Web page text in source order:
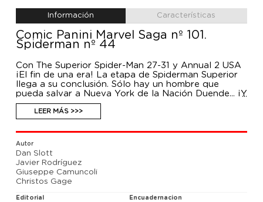
Información Características
Comic Panini Marvel Saga nº 101.
Spiderman nº 44
Con The Superior Spider-Man 27-31 y Annual 2 USA
¡El fin de una era! La etapa de Spiderman Superior
llega a su conclusión. Sólo hay un hombre que
pueda salvar a Nueva York de la Nación Duende... ¡Y
ese hombre es el auténtico y verdadero Spiderman
Superior! ¿Echabas de menos al auténtico Hombre
Araña? Aquí lo tienes. Nada será igual después de
esto.
LEER MÁS >>>
Autor
Dan Slott
Javier Rodríguez
Giuseppe Camuncoli
Christos Gage
Editorial Encuadernacion